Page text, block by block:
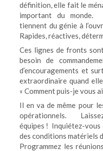
définition, elle fait le
important du monde.
tiennent du génie à
Rapides, réactives,
Ces lignes de fronts
besoin de
d’encouragements et
extraordinaire quand
« Comment puis-je vous
Il en va de même pour
opérationnels.
équipes ! Inquiétez-vous
des conditions matériels
Programmez les